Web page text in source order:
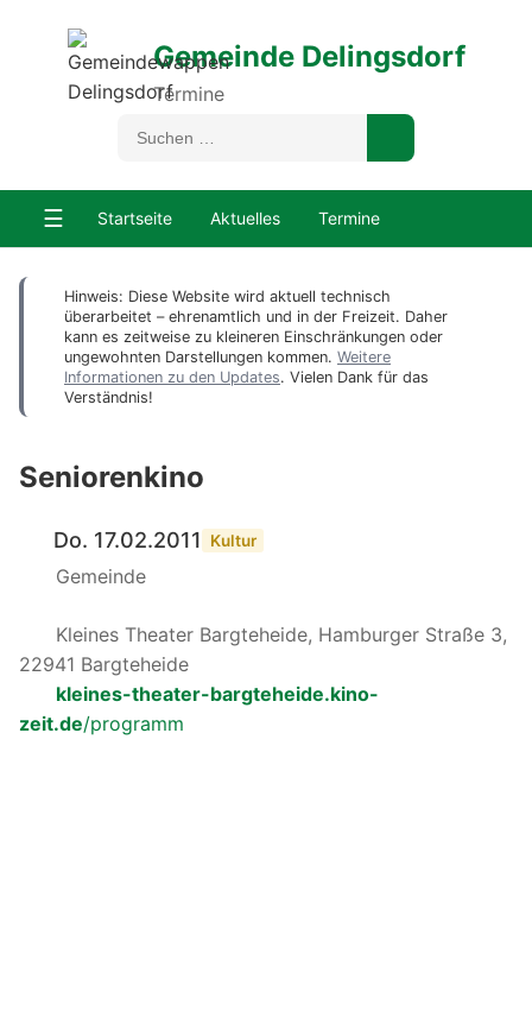
Gemeinde Delingsdorf
Termine
☰ Startseite Aktuelles Termine
Hinweis: Diese Website wird aktuell technisch
überarbeitet – ehrenamtlich und in der Freizeit. Daher
kann es zeitweise zu kleineren Einschränkungen oder
ungewohnten Darstellungen kommen. Weitere
Informationen zu den Updates. Vielen Dank für das
Verständnis!
Seniorenkino
Do. 17.02.2011 Kultur
Gemeinde
Kleines Theater Bargteheide, Hamburger Straße 3,
22941 Bargteheide
kleines-theater-bargteheide.kino-
zeit.de/programm